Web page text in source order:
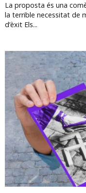
La proposta és una
la terrible necessitat de
d’èxit Els...